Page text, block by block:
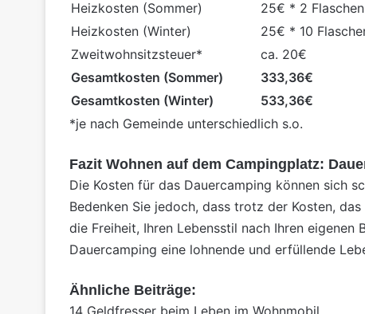
Heizkosten (Sommer)
25€ * 2
Heizkosten (Winter)
25€ * 10
Zweitwohnsitzsteuer*
ca. 20€
Gesamtkosten (Sommer)
333,36€
Gesamtkosten (Winter)
533,36€
*je nach Gemeinde unterschiedlich s.o.
Fazit Wohnen auf dem Campingplatz:
Die Kosten für das Dauercamping können sich
Bedenken Sie jedoch, dass trotz der Kosten,
die Freiheit, Ihren Lebensstil nach Ihren
Dauercamping eine lohnende und erfüllende
Ähnliche Beiträge: